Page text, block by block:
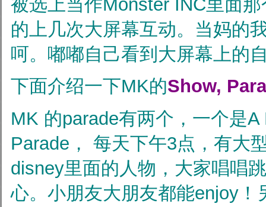
被选上当作Monster INC里面
的上几次大屏幕互动。当妈的
呵。嘟嘟自己看到大屏幕上的
下面介绍一下MK的Show,
MK 的parade有两个，一个是A
Parade， 每天下午3点，有大
disney里面的人物，大家唱唱
心。小朋友大朋友都能enjoy！